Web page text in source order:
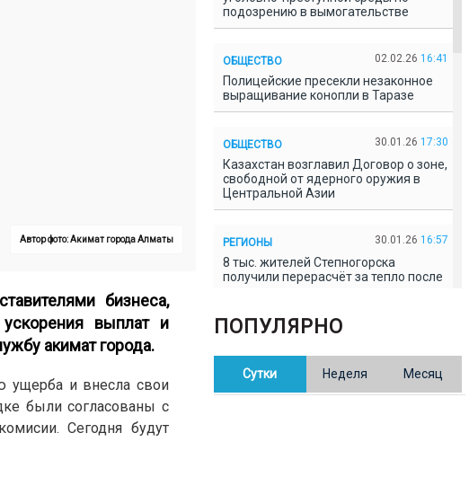
Автор фото: Акимат города Алматы
бизнеса,
выплат и
акимат города.
ущерба и внесла свои
были согласованы с
Сегодня будут
подозрению в вымогательстве
ОБЩЕСТВО 02.02.26 16:41
Полицейские пресекли незаконное
выращивание конопли в Таразе
ОБЩЕСТВО 30.01.26 17:30
Казахстан возглавил Договор о зоне,
свободной от ядерного оружия в
Центральной Азии
РЕГИОНЫ 30.01.26 16:57
8 тыс. жителей Степногорска
получили перерасчёт за тепло после
В Казахстане готовят новую
редакцию Конституции: меняется
ПОПУЛЯРНО
Сутки Неделя Месяц